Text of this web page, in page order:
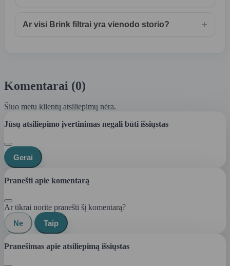
Ar visi Brink filtrai yra vienodo storio? +
Komentarai (0)
Šiuo metu klientų atsiliepimų nėra.
Jūsų atsiliepimo įvertinimas negali būti išsiųstas
Gerai
Pranešti apie komentarą
Ar tikrai norite pranešti šį komentarą?
Ne
Taip
Pranešimas apie atsiliepimą išsiųstas